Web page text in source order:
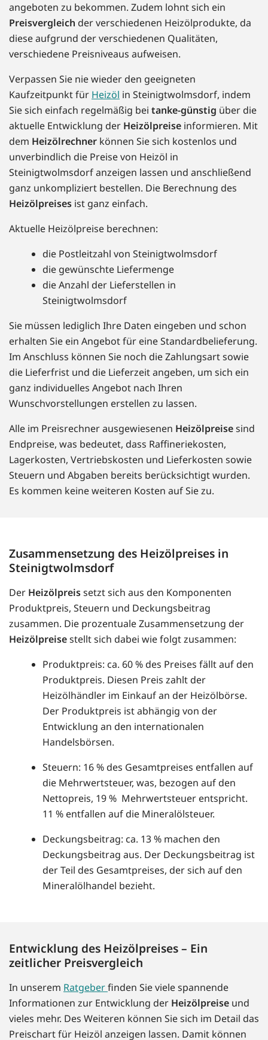
angeboten zu bekommen. Zudem lohnt sich ein
Preisvergleich der verschiedenen Heizölprodukte, da
diese aufgrund der verschiedenen Qualitäten,
verschiedene Preisniveaus aufweisen.
Verpassen Sie nie wieder den geeigneten
Kaufzeitpunkt für Heizöl in Steinigtwolmsdorf, indem
Sie sich einfach regelmäßig bei tanke-günstig über die
aktuelle Entwicklung der Heizölpreise informieren. Mit
dem Heizölrechner können Sie sich kostenlos und
unverbindlich die Preise von Heizöl in
Steinigtwolmsdorf anzeigen lassen und anschließend
ganz unkompliziert bestellen. Die Berechnung des
Heizölpreises ist ganz einfach.
Aktuelle Heizölpreise berechnen:
die Postleitzahl von Steinigtwolmsdorf
die gewünschte Liefermenge
die Anzahl der Lieferstellen in
Steinigtwolmsdorf
Sie müssen lediglich Ihre Daten eingeben und schon
erhalten Sie ein Angebot für eine Standardbelieferung.
Im Anschluss können Sie noch die Zahlungsart sowie
die Lieferfrist und die Lieferzeit angeben, um sich ein
ganz individuelles Angebot nach Ihren
Wunschvorstellungen erstellen zu lassen.
Alle im Preisrechner ausgewiesenen Heizölpreisesind
Endpreise, was bedeutet, dass Raffineriekosten,
Lagerkosten, Vertriebskosten und Lieferkosten sowie
Steuern und Abgaben bereits berücksichtigt wurden.
Es kommen keine weiteren Kosten auf Sie zu.
Zusammensetzung des Heizölpreises in
Steinigtwolmsdorf
Der Heizölpreissetzt sich aus den Komponenten
Produktpreis, Steuern und Deckungsbeitrag
zusammen. Die prozentuale Zusammensetzung der
Heizölpreisestellt sich dabei wie folgt zusammen:
Produktpreis: ca. 60 % des Preises fällt auf den
Produktpreis. Diesen Preis zahlt der
Heizölhändler im Einkauf an der Heizölbörse.
Der Produktpreis ist abhängig von der
Entwicklung an den internationalen
Handelsbörsen.
Steuern: 16 % des Gesamtpreises entfallen auf
die Mehrwertsteuer, was, bezogen auf den
Nettopreis, 19 % Mehrwertsteuer entspricht.
11 % entfallen auf die Mineralölsteuer.
Deckungsbeitrag: ca. 13 % machen den
Deckungsbeitrag aus. Der Deckungsbeitrag ist
der Teil des Gesamtpreises, der sich auf den
Mineralölhandel bezieht.
Entwicklung des Heizölpreises – Ein
zeitlicher Preisvergleich
In unserem Ratgeberfinden Sie viele spannende
Informationen zur Entwicklung der Heizölpreise und
vieles mehr. Des Weiteren können Sie sich im Detail das
Preischart für Heizöl anzeigen lassen. Damit können